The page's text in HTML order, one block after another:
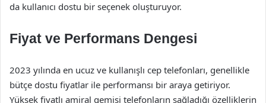
da kullanıcı dostu bir seçenek oluşturuyor.
Fiyat ve Performans Dengesi
2023 yılında en ucuz ve kullanışlı cep telefonları, genellikle
bütçe dostu fiyatlar ile performansı bir araya getiriyor.
Yüksek fiyatlı amiral gemisi telefonların sağladığı özelliklerin